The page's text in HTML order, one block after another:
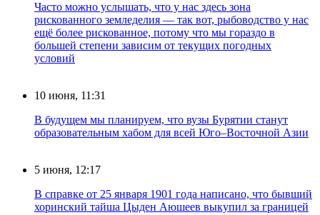
Часто можно услышать, что у нас здесь зона
рискованного земледелия — так вот, рыбоводство у нас
ещё более рискованное, потому что мы гораздо в
большей степени зависим от текущих погодных
условий
10 июня, 11:31
В будущем мы планируем, что вузы Бурятии станут
образовательным хабом для всей Юго–Восточной Азии
5 июня, 12:17
В справке от 25 января 1901 года написано, что бывший
хоринский тайша Цыден Аюшеев выкупил за границей